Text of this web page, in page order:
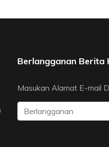
Berlangganan Berita
Masukan Alamat E-mail